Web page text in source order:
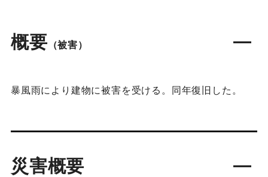
概要 （被害）
暴風雨により建物に被害を受ける。同年復旧した。
災害概要